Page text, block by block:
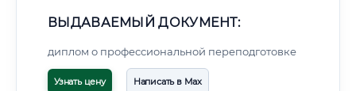
ВЫДАВАЕМЫЙ ДОКУМЕНТ:
диплом о профессиональной переподготовке
Узнать цену Написать в Max